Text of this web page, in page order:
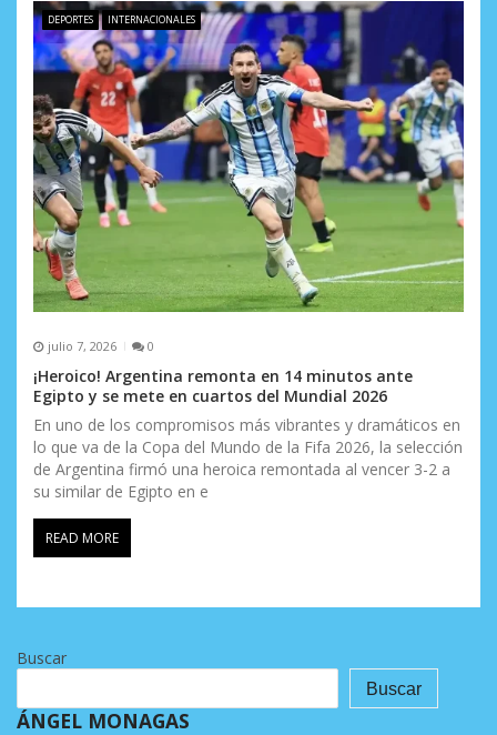
DEPORTES INTERNACIONALES
julio 7, 2026 0
¡Heroico! Argentina remonta en 14 minutos ante
Egipto y se mete en cuartos del Mundial 2026
En uno de los compromisos más vibrantes y dramáticos en
lo que va de la Copa del Mundo de la Fifa 2026, la selección
de Argentina firmó una heroica remontada al vencer 3-2 a
su similar de Egipto en e
READ MORE
Buscar
Buscar
ÁNGEL MONAGAS